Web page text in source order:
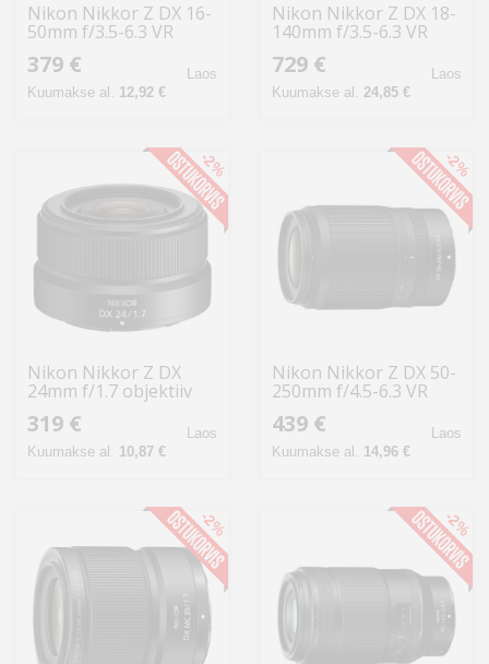
Nikon Nikkor Z DX 16-
50mm f/3.5-6.3 VR
379 €
Kuumakse al. 12,92 €
Laos
Nikon Nikkor Z DX 18-
140mm f/3.5-6.3 VR
729 €
Kuumakse al. 24,85 €
Laos
Nikon Nikkor Z DX
24mm f/1.7 objektiiv
319 €
Kuumakse al. 10,87 €
Laos
-2%
Nikon Nikkor Z DX 50-
250mm f/4.5-6.3 VR
439 €
Kuumakse al. 14,96 €
Laos
-2%
-2% -2%